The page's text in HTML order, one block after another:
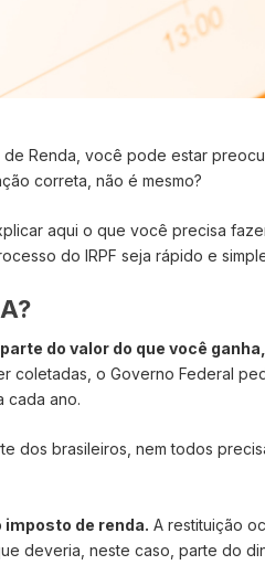
Renda, você pode estar
correta, não é mesmo?
aqui o que você precisa
do IRPF seja rápido e
do valor do que você
coletadas, o Governo Federal
cada ano.
dos brasileiros, nem todos
de renda. A restituição
deveria, neste caso, parte do